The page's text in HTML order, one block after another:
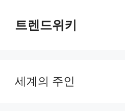
트렌드위키
세계의 주인